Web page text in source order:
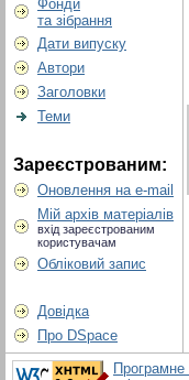
Фонди
та зібрання
Дати випуску
Автори
Заголовки
Теми
Зареєстрованим:
Оновлення на e-mail
Мій архів матеріалів
вхід зареєстрованим
користувачам
Обліковий запис
Довідка
Про DSpace
Програмне